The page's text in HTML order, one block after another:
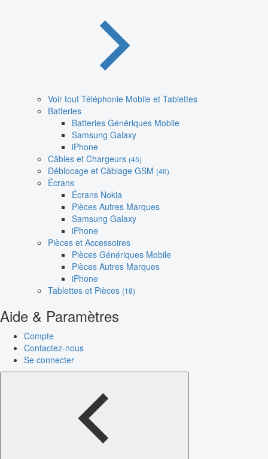
Voir tout Téléphonie Mobile et Tablettes
Batteries
Batteries Génériques Mobile
Samsung Galaxy
iPhone
Câbles et Chargeurs (45)
Déblocage et Câblage GSM (46)
Écrans
Écrans Nokia
Pièces Autres Marques
Samsung Galaxy
iPhone
Pièces et Accessoires
Pièces Génériques Mobile
Pièces Autres Marques
iPhone
Tablettes et Pièces (18)
Aide & Paramètres
Compte
Contactez-nous
Se connecter